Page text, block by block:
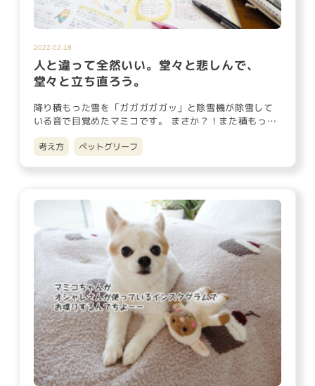
2022-02-18
人と違って全然いい。堂々と悲しんで、
堂々と立ち直ろう。
降り積もった雪を「ガガガガガッ」と除雪機が除雪して
いる音で目覚めたマミコです。 まさか？！また積もっち
ゃったの？！と慌て…
考え方 ペットグリーフ